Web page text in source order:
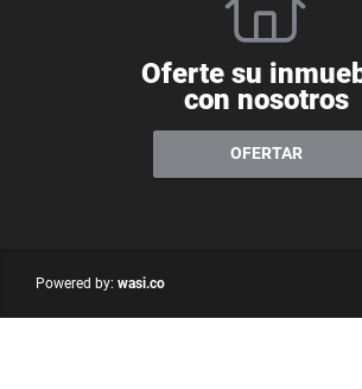
Oferte su
con nosotros
OFERTAR
Powered by: wasi.co